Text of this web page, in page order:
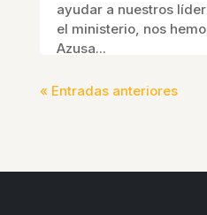
ayudar a nuestros
el ministerio, nos
Azusa...
« Entradas anteriores